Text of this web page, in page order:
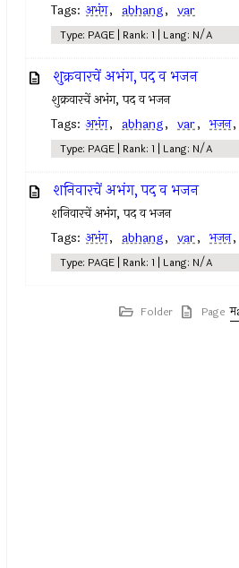
Tags: अभंग, abhang, var
Type: PAGE | Rank: 1 | Lang: N/A
शुक्रवारचें अभंग, पद व भजन
शुक्रवारचें अभंग, पद व भजन
Tags: अभंग, abhang, var, भजन,
Type: PAGE | Rank: 1 | Lang: N/A
शनिवारचें अभंग, पद व भजन
शनिवारचें अभंग, पद व भजन
Tags: अभंग, abhang, var, भजन,
Type: PAGE | Rank: 1 | Lang: N/A
Folder Page